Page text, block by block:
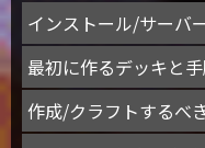
インストール/サーバ
最初に作るデッキと
作成/クラフトするべ